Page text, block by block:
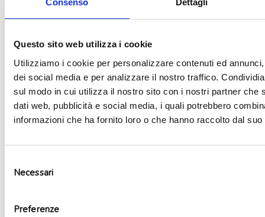
Consenso Dettagli
Questo sito web utilizza i cookie
Utilizziamo i cookie per personalizzare contenuti ed
dei social media e per analizzare il nostro traffico.
sul modo in cui utilizza il nostro sito con i nostri partner che
dati web, pubblicità e social media, i quali potrebbero
informazioni che ha fornito loro o che hanno raccolto dal
delNecessari
Preferenze
3,99€